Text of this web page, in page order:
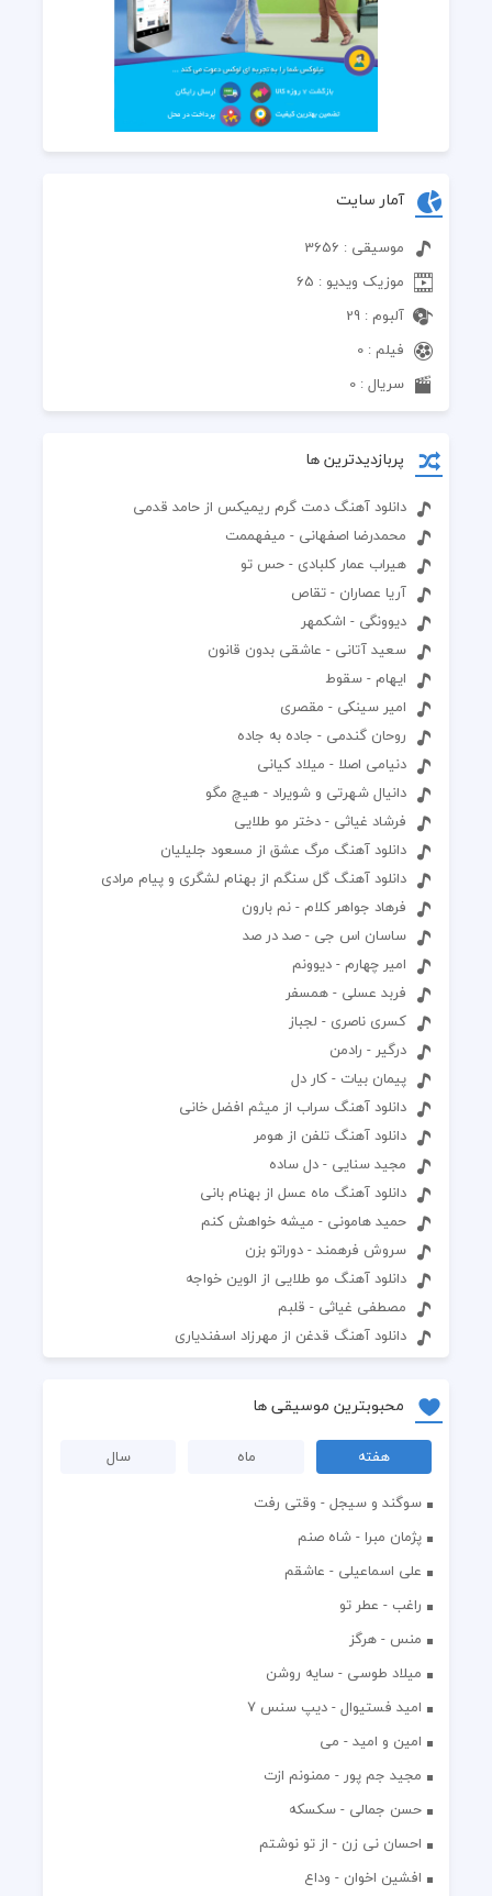
آمار سایت
موسیقی : 3656
موزیک ویدیو : 65
آلبوم : 29
فیلم : 0
سریال : 0
پربازدیدترین ها
دانلود آهنگ دمت گرم ریمیکس از حامد قدمی
محمدرضا اصفهانی - میفهممت
هیراب عمار کلبادی - حس تو
آریا عصاران - تقاص
دیوونگی - اشکمهر
سعید آتانی - عاشقی بدون قانون
ایهام - سقوط
امیر سینکی - مقصری
روحان گندمی - جاده به جاده
دنیامی اصلا - میلاد کیانی
دانیال شهرتی و شویراد - هیچ مگو
فرشاد غیاثی - دختر مو طلایی
دانلود آهنگ مرگ عشق از مسعود جلیلیان
دانلود آهنگ گل سنگم از بهنام لشگری و پیام مرادی
فرهاد جواهر کلام - نم بارون
ساسان اس جی - صد در صد
امیر چهارم - دیوونم
فربد عسلی - همسفر
کسری ناصری - لجباز
درگیر - رادمن
پیمان بیات - کار دل
دانلود آهنگ سراب از میثم افضل خانی
دانلود آهنگ تلفن از هومر
مجید سنایی - دل ساده
دانلود آهنگ ماه عسل از بهنام بانی
حمید هامونی - میشه خواهش کنم
سروش فرهمند - دوراتو بزن
دانلود آهنگ مو طلایی از الوین خواجه
مصطفی غیاثی - قلبم
دانلود آهنگ قدغن از مهرزاد اسفندیاری
محبوبترین موسیقی ها
هفته ماه
سال
سوگند و سیجل - وقتی رفت
پژمان مبرا - شاه صنم
علی اسماعیلی - عاشقم
راغب - عطر تو
منس - هرگز
میلاد طوسی - سایه روشن
اميد فستيوال - ديپ سنس ۷
امین و امید - می
مجید جم پور - ممنونم ازت
حسن جمالی - سکسکه
احسان نی زن - از تو نوشتم
افشين اخوان - وداع